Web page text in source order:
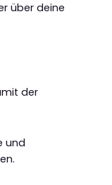
über deine
der
und